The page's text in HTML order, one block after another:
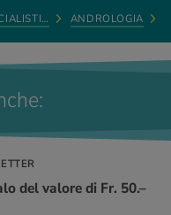
ANDROLOGIA
del valore di Fr. 50.–